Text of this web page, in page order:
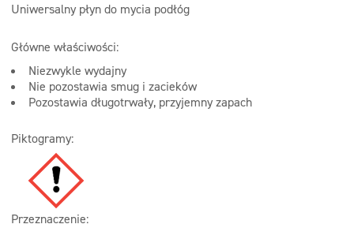
Uniwersalny płyn do mycia podłóg
Główne właściwości:
Niezwykle wydajny
Nie pozostawia smug i zacieków
Pozostawia długotrwały, przyjemny zapach
Piktogramy:
Przeznaczenie: